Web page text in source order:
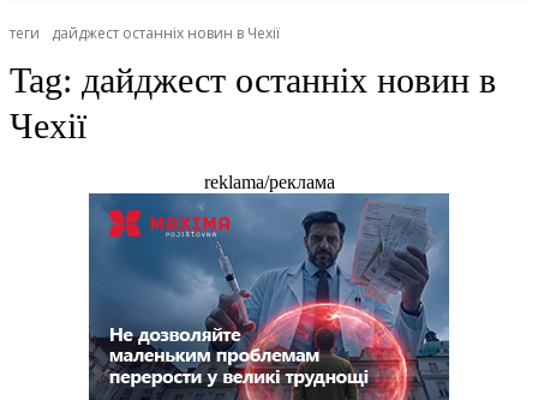
теги дайджест останніх новин в Чехії
Tag: дайджест останніх новин в
Чехії
reklama/реклама